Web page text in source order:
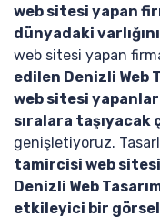
web sitesi yapan
dünyadaki
web sitesi yapan
edilen Denizli Web
web sitesi yapanlar
sıralara taşıyacak
genişletiyoruz.
tamircisi web
Denizli Web
etkileyici bir